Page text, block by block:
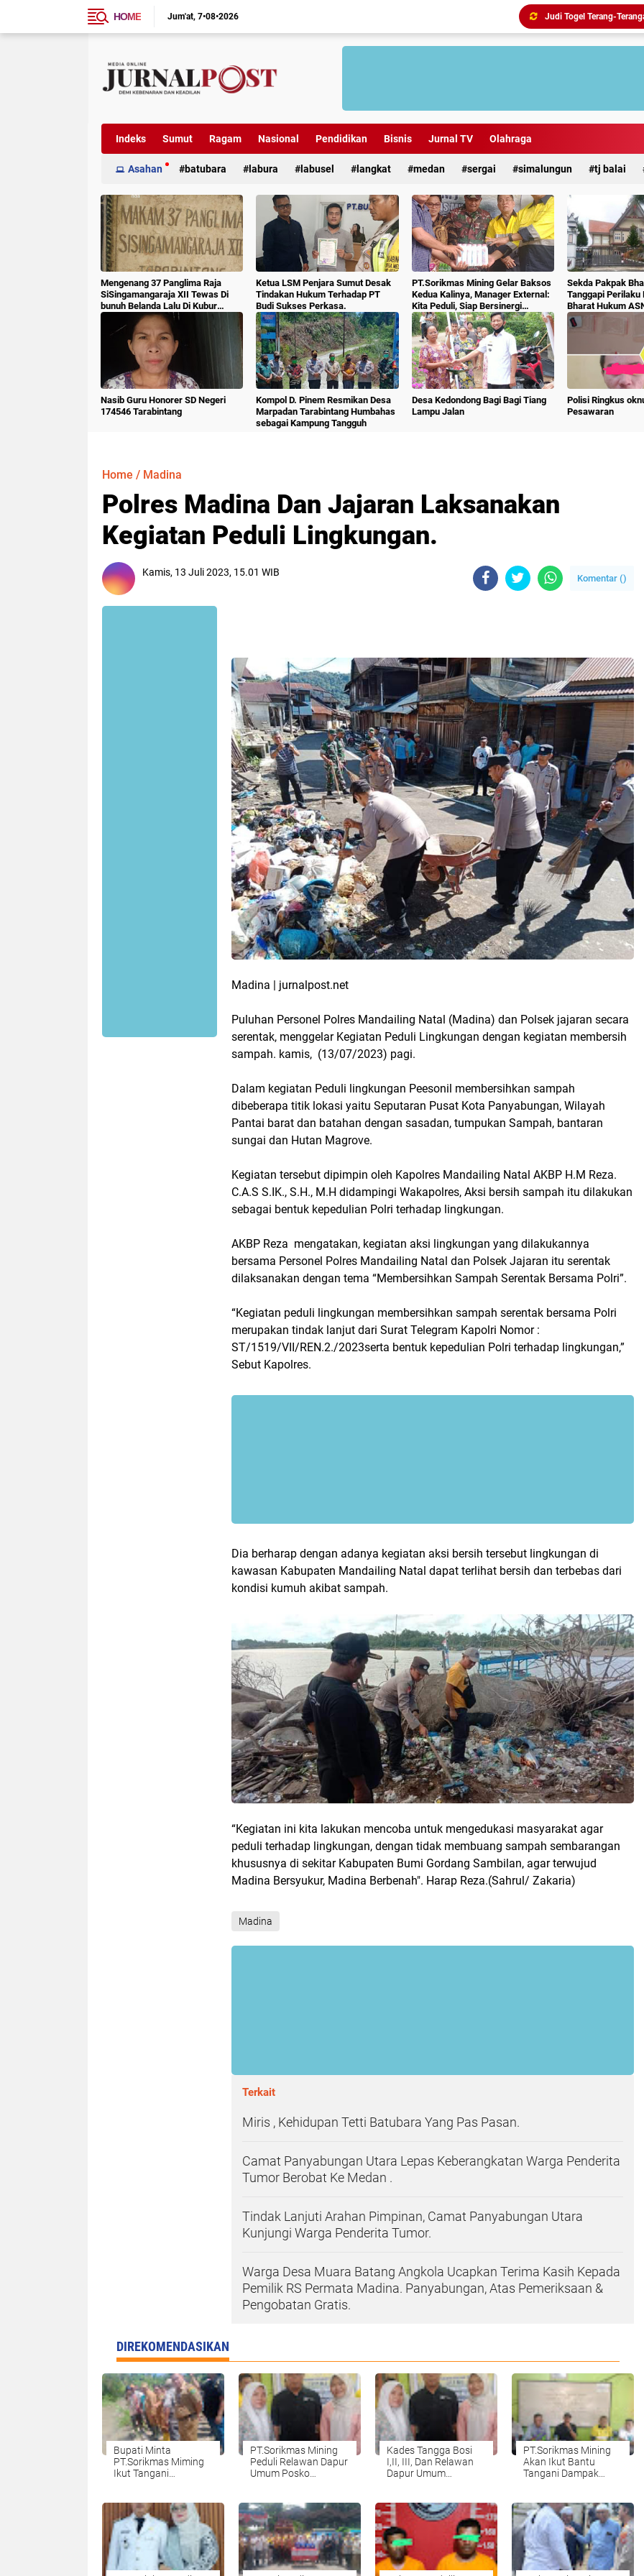
HOME Jum'at 7•08•2026
Indeks Sumut Ragam Nasional Pendidikan Bisnis Jurnal TV Olahraga
Asahan batubara labura labusel langkat medan sergai simalungun tj balai
Mengenang 37 Panglima Raja
SiSingamangaraja XII Tewas Di
bunuh Belanda Lalu Di Kubur
Massal Oleh Masyarakat
Ketua LSM Penjara Sumut Desak
Tindakan Hukum Terhadap PT
Budi Sukses Perkasa.
PT.Sorikmas Mining Gelar Baksos
Kedua Kalinya, Manager External:
Kita Peduli, Siap Bersinergi
Dengan Pemda & Masyarakat.
Sekda Pakpak
Tanggapi Perilaku
Bharat Hukum
Nasib Guru Honorer SD Negeri
174546 Tarabintang
Kompol D. Pinem Resmikan Desa
Marpadan Tarabintang Humbahas
sebagai Kampung Tangguh
Desa Kedondong Bagi Bagi Tiang
Lampu Jalan
Polisi Ringkus
Pesawaran
Home / Madina
Polres Madina Dan Jajaran Laksanakan
Kegiatan Peduli Lingkungan.
Kamis, 13 Juli 2023, 15.01 WIB
Komentar ()
Madina | jurnalpost.net
Puluhan Personel Polres Mandailing Natal (Madina) dan Polsek jajaran secara
serentak, menggelar Kegiatan Peduli Lingkungan dengan kegiatan membersih
sampah. kamis, (13/07/2023) pagi.
Dalam kegiatan Peduli lingkungan Peesonil membersihkan sampah
dibeberapa titik lokasi yaitu Seputaran Pusat Kota Panyabungan, Wilayah
Pantai barat dan batahan dengan sasadan, tumpukan Sampah, bantaran
sungai dan Hutan Magrove.
Kegiatan tersebut dipimpin oleh Kapolres Mandailing Natal AKBP H.M Reza.
C.A.S S.IK., S.H., M.H didampingi Wakapolres, Aksi bersih sampah itu dilakukan
sebagai bentuk kepedulian Polri terhadap lingkungan.
AKBP Reza mengatakan, kegiatan aksi lingkungan yang dilakukannya
bersama Personel Polres Mandailing Natal dan Polsek Jajaran itu serentak
dilaksanakan dengan tema “Membersihkan Sampah Serentak Bersama Polri”.
“Kegiatan peduli lingkungan membersihkan sampah serentak bersama Polri
merupakan tindak lanjut dari Surat Telegram Kapolri Nomor :
ST/1519/VII/REN.2./2023serta bentuk kepedulian Polri terhadap lingkungan,”
Sebut Kapolres.
Dia berharap dengan adanya kegiatan aksi bersih tersebut lingkungan di
kawasan Kabupaten Mandailing Natal dapat terlihat bersih dan terbebas dari
kondisi kumuh akibat sampah.
“Kegiatan ini kita lakukan mencoba untuk mengedukasi masyarakat agar
peduli terhadap lingkungan, dengan tidak membuang sampah sembarangan
khususnya di sekitar Kabupaten Bumi Gordang Sambilan, agar terwujud
Madina Bersyukur, Madina Berbenah". Harap Reza.(Sahrul/ Zakaria)
Madina
Terkait
Miris , Kehidupan Tetti Batubara Yang Pas Pasan.
Camat Panyabungan Utara Lepas Keberangkatan Warga Penderita
Tumor Berobat Ke Medan .
Tindak Lanjuti Arahan Pimpinan, Camat Panyabungan Utara
Kunjungi Warga Penderita Tumor.
Warga Desa Muara Batang Angkola Ucapkan Terima Kasih Kepada
Pemilik RS Permata Madina. Panyabungan, Atas Pemeriksaan &
Pengobatan Gratis.
DIREKOMENDASIKAN
Bupati Minta
PT.Sorikmas Miming
Ikut Tangani
Bonan Dolok.nya
PT.Sorikmas Mining
Peduli Relawan Dapur
Umum Posko
Kades Tangga Bosi
I,II, III, Dan Relawan
Dapur Umum
Mining.
PT.Sorikmas Mining
Akan Ikut Bantu
Tangani Dampak